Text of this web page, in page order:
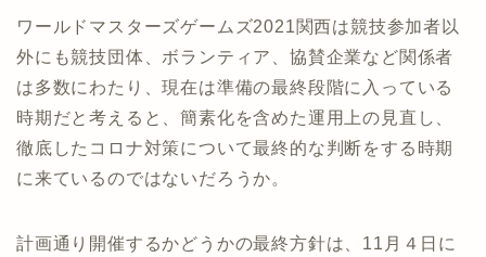
ワールドマスターズゲームズ2021関西は競技参加者以
外にも競技団体、ボランティア、協賛企業など関係者
は多数にわたり、現在は準備の最終段階に入っている
時期だと考えると、簡素化を含めた運用上の見直し、
徹底したコロナ対策について最終的な判断をする時期
に来ているのではないだろうか。
計画通り開催するかどうかの最終方針は、11月４日に